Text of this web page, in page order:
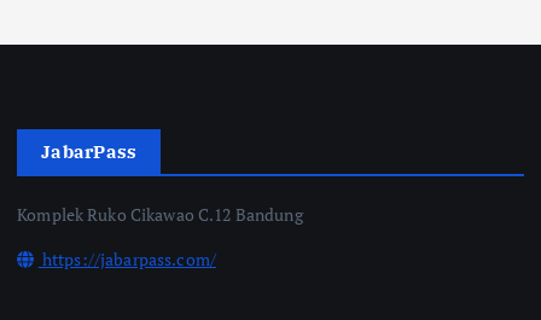
JabarPass
Komplek Ruko Cikawao C.12 Bandung
https://jabarpass.com/